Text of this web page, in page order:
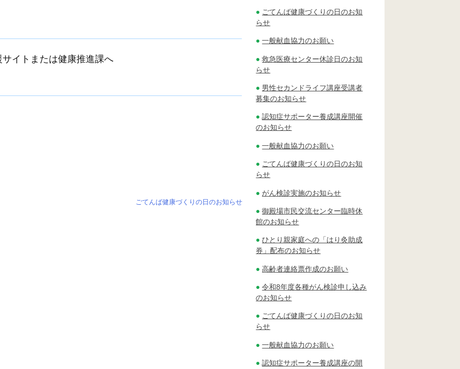
イトまたは健康推進課へ
ごてんば健康づくりの日のお知らせ
ごてんば健康づくりの日のお知
らせ
一般献血協力のお願い
救急医療センター休診日のお知
らせ
男性セカンドライフ講座受講者
募集のお知らせ
認知症サポーター養成講座開催
のお知らせ
一般献血協力のお願い
ごてんば健康づくりの日のお知
らせ
がん検診実施のお知らせ
御殿場市民交流センター臨時休
館のお知らせ
ひとり親家庭への「はり灸助成
券」配布のお知らせ
高齢者連絡票作成のお願い
令和8年度各種がん検診申し込み
のお知らせ
ごてんば健康づくりの日のお知
らせ
一般献血協力のお願い
認知症サポーター養成講座の開